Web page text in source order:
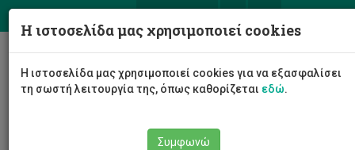
Διοίκηση
Η ιστοσελίδα μας χρησιμοποιεί cookies
Η ιστοσελίδα μας χρησιμοποιεί cookies για να εξασφαλίσει
τη σωστή λειτουργία της, όπως καθορίζεται εδώ.
Συμφωνώ